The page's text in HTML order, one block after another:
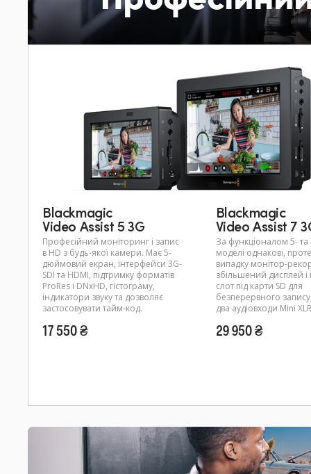
Blackmagic
Video Assist 5 3G
Професійний моніторинг і запис
в HD з будь-якої камери. Має 5-
дюймовий екран, інтерфейси 3G-
SDI та HDMI, підтримку форматів
ProRes і DNxHD, гістограму,
індикатори звуку та дозволяє
застосовувати тайм-код.
17 550 ₴
Blackmagic
Video Assist 7
За функціоналом 5-
моделі однакові,
випадку монітор-
збільшений дисплей
слот під карти SD для
безперервного
два аудіовходи Mini XLR
29 950 ₴